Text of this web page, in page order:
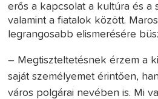
erős a kapcsolat a kultúra és a
valamint a fiatalok között.
legrangosabb elismerésére
– Megtiszteltetésnek érzem a
saját személyemet érintően,
város polgárai nevében is. Mi